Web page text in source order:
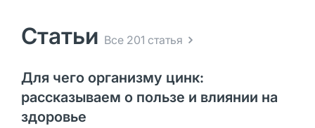
Статьи Все 201 статья
Для чего организму цинк:
рассказываем о пользе и влиянии на
здоровье